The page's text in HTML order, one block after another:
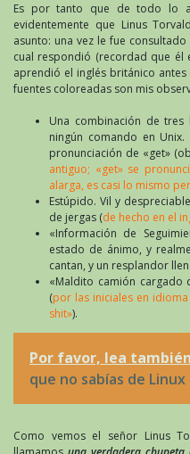
Es por tanto que de todo lo
evidentemente que Linus
asunto: una vez le fue
cual respondió (recordad que él
aprendió el inglés británico
fuentes coloreadas son mis
Una combinación de
ningún comando en
pronunciación de «get»
antiguo; «get» se
alarga, es casi lo mismo
Estúpido. Vil y
de jergas (de hecho en el
«Información de
estado de ánimo, y
cantan, y un resplandor
«Maldito camión cargado
(por las iniciales en
shit»).
Por favor, lea también
que no sabías de Linux
Como vemos el señor Linus